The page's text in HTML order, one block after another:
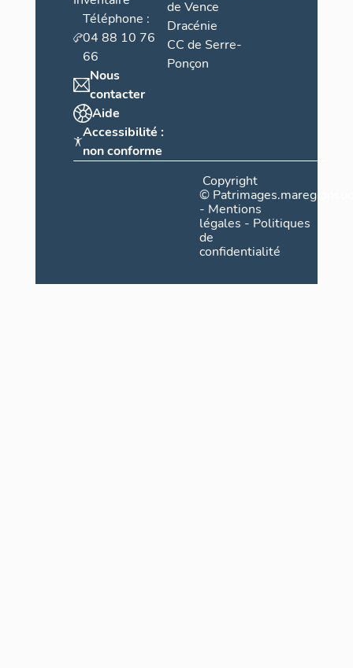
Téléphone :
04 88 10 76
66
Nous
contacter
Aide
Accessibilité :
non conforme
de Vence
Dracénie
CC de Serre-
Ponçon
Copyright
©
- Mentions
légales - Politiques
de
confidentialité